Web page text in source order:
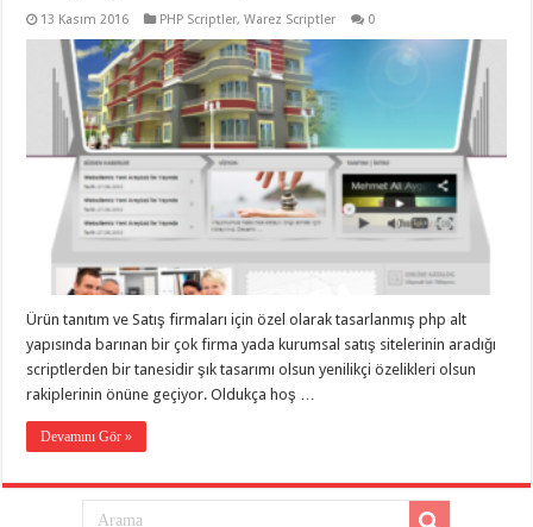
evden
taşımacılık,
taşımacılık
taşımacılık
taşımacılık
gaziantep
gaziantep
evden
taşımacılık,
gaziantep
taşımacılık,
evden
13 Kasım 2016 PHP Scriptler,Warez Scriptler 0
Ürün tanıtım ve Satış firmaları için özel olarak tasarlanmış php alt
yapısında barınan bir çok firma yada kurumsal satış sitelerinin aradığı
scriptlerden bir tanesidir şık tasarımı olsun yenilikçi özelikleri olsun
rakiplerinin önüne geçiyor. Oldukça hoş …
Devamını Gör »